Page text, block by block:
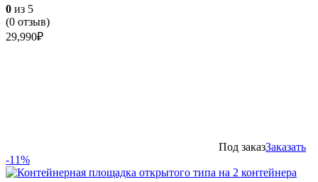
0 из 5
(0 отзыв)
29,990₽
Под заказЗаказать
-11%